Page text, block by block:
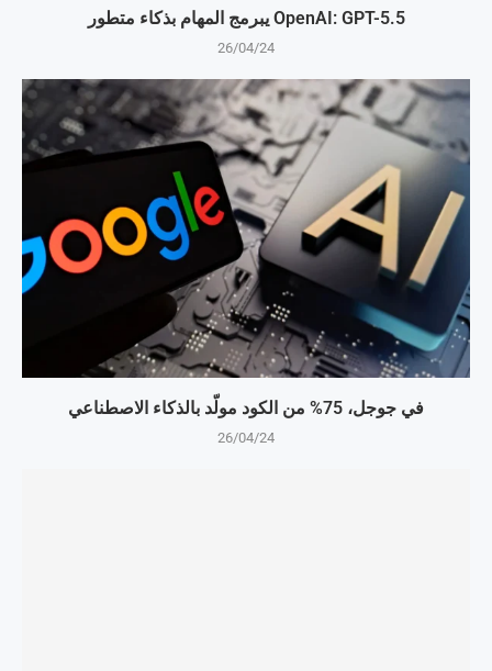
OpenAI: GPT-5.5 يبرمج المهام بذكاء متطور
26/04/24
في جوجل، 75% من الكود مولّد بالذكاء الاصطناعي
26/04/24